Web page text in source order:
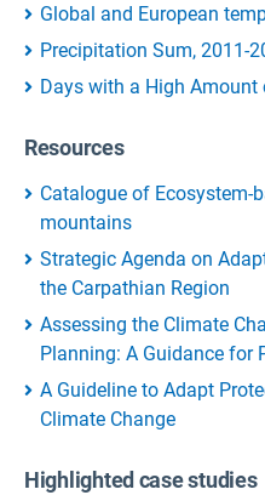
Global and European
Precipitation Sum, 2011-
Days with a High Amount
Resources
Catalogue of Ecosystem-
mountains
Strategic Agenda on
the Carpathian Region
Assessing the Climate
Planning: A Guidance for
A Guideline to Adapt
Climate Change
Highlighted case studies